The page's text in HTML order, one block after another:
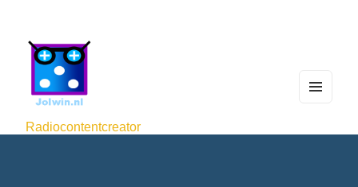
Radiocontentcreator
WIDG